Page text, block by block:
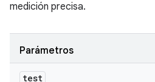
medición precisa.
Parámetros
test